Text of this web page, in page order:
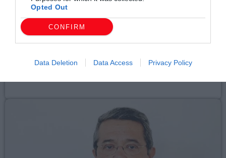
Opted Out
CONFIRM
Data Deletion Data Access Privacy Policy
ΚΟΜΟΤΗΝΗ: ΔΥΟ ΤΑΥΤΟΧΡΟΝΕΣ
ΠΥΡΚΑΓΙΕΣ ΑΝΤΙΜΕΤΩΠΙΣΑΝ ΕΠΙΤΥΧΩΣ
ΑΠΟ ΤΙΣ ΠΥΡΟΣΒΕΣΤΙΚΕΣ ΔΥΝΑΜΕΙΣ